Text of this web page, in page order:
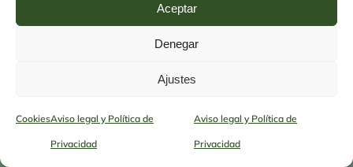
Aceptar
Denegar
Ajustes
CookiesAviso legal y Política de
Privacidad
Aviso legal y Política de
Privacidad
Hafefobia, miedo a ser
tocado